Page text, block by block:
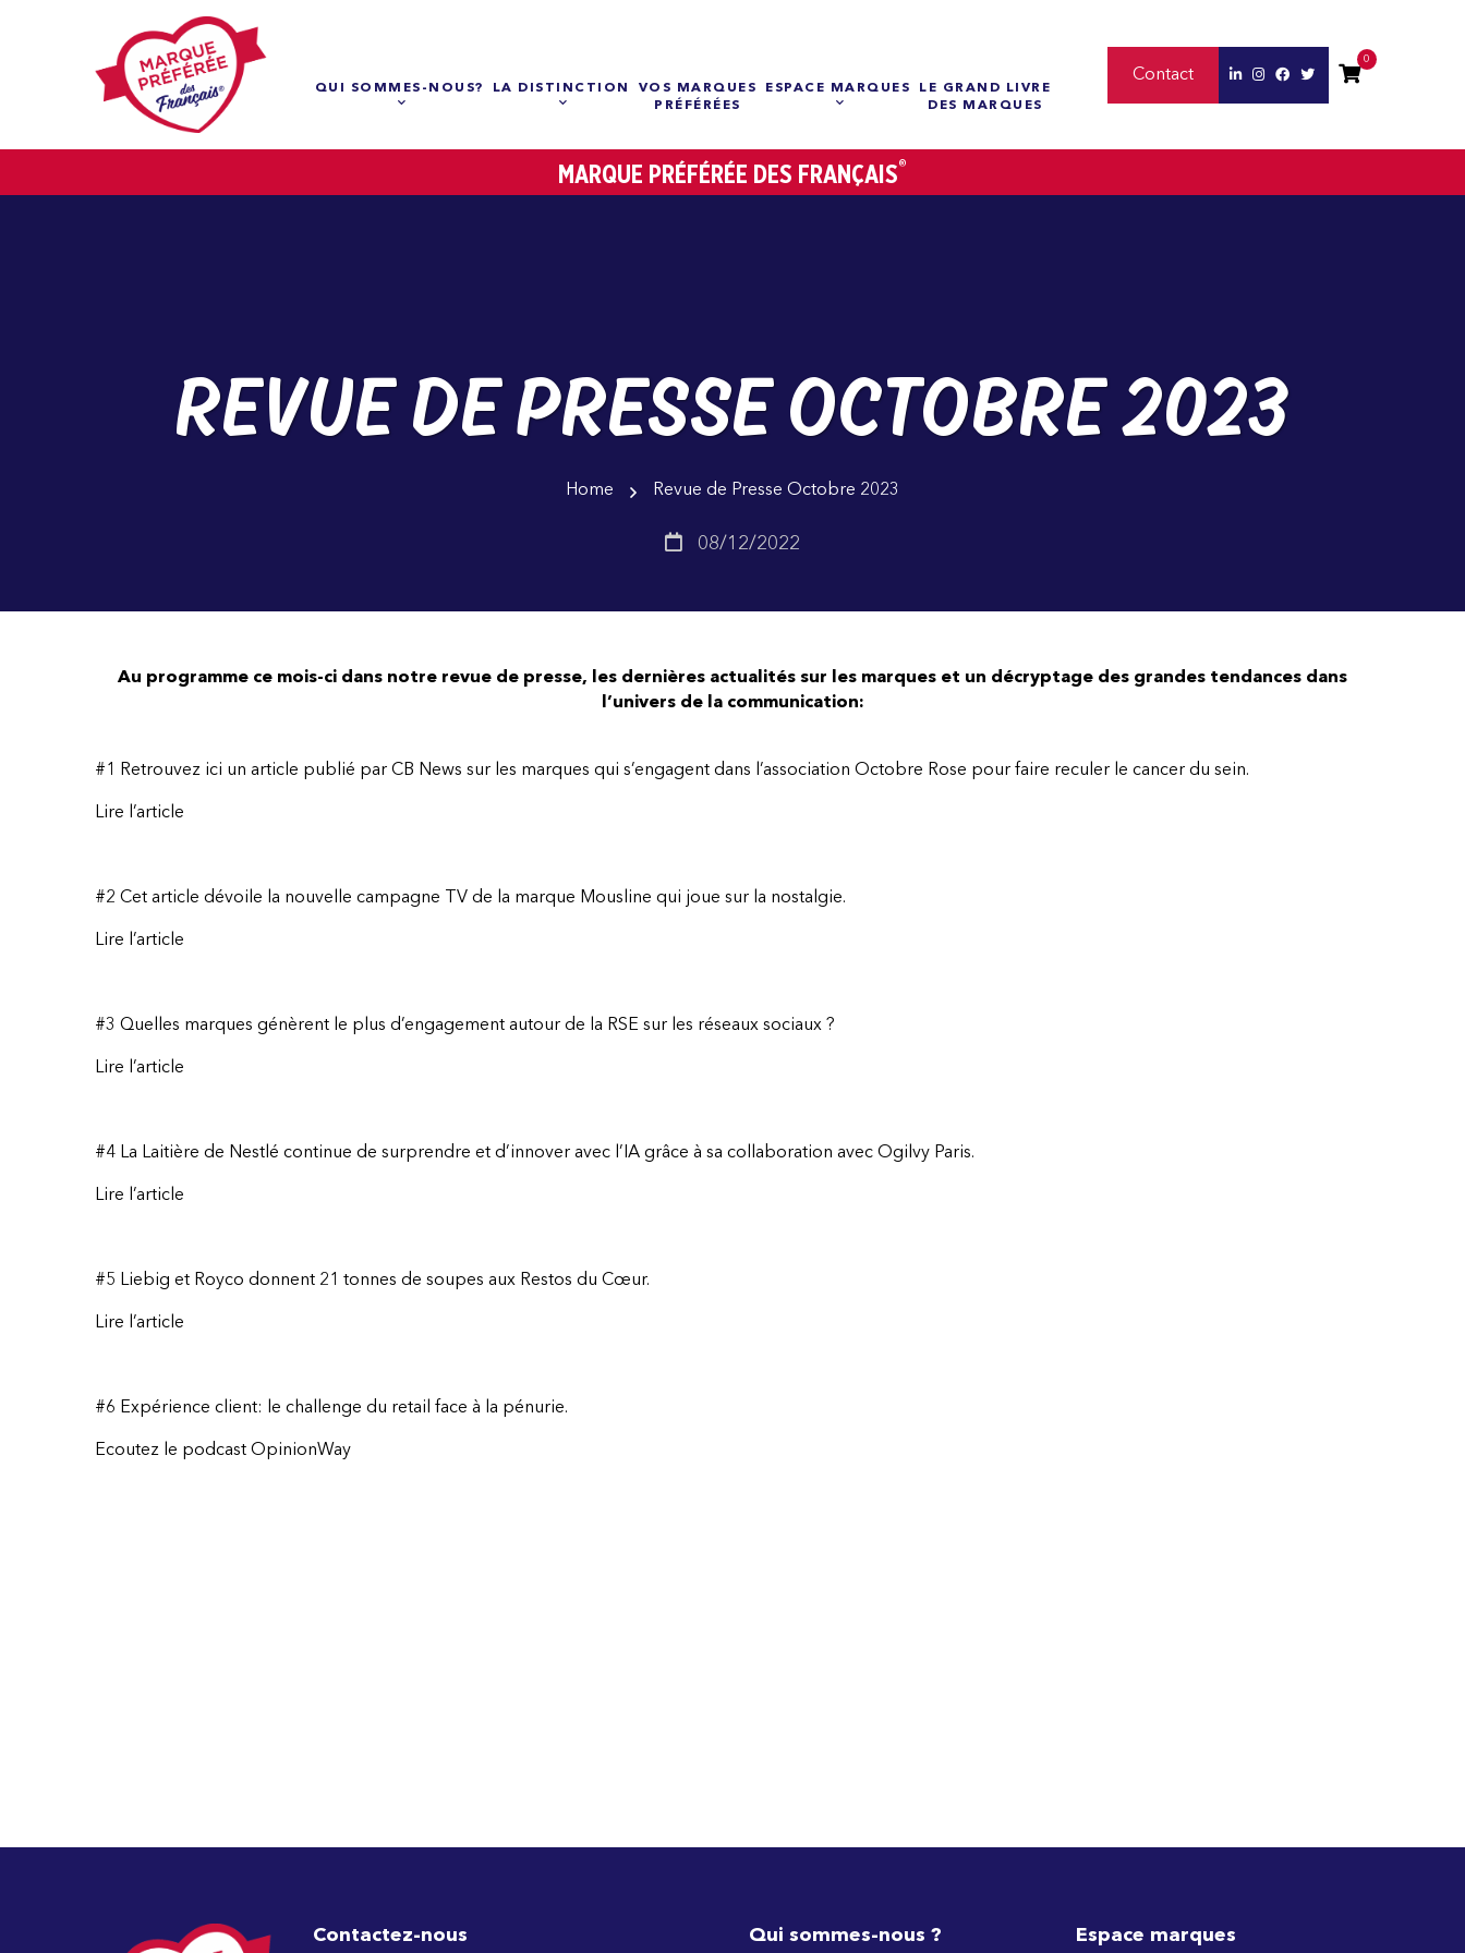
QUI SOMMES-NOUS? LA DISTINCTION
VOS MARQUES
PRÉFÉRÉES
ESPACE MARQUES
LE GRAND LIVRE
DES MARQUES
Contact
0
MARQUE PRÉFÉRÉE DES FRANÇAIS®
REVUE DE PRESSE OCTOBRE 2023
Home Revue de Presse Octobre 2023
08/12/2022
Au programme ce mois-ci dans notre revue de presse, les dernières actualités sur les marques et un décryptage des grandes tendances dans
l’univers de la communication:
#1 Retrouvez ici un article publié par CB News sur les marques qui s’engagent dans l’association Octobre Rose pour faire reculer le cancer du sein.
Lire l’article
#2 Cet article dévoile la nouvelle campagne TV de la marque Mousline qui joue sur la nostalgie.
Lire l’article
#3 Quelles marques génèrent le plus d’engagement autour de la RSE sur les réseaux sociaux ?
Lire l’article
#4 La Laitière de Nestlé continue de surprendre et d’innover avec l’IA grâce à sa collaboration avec Ogilvy Paris.
Lire l’article
#5 Liebig et Royco donnent 21 tonnes de soupes aux Restos du Cœur.
Lire l’article
#6 Expérience client: le challenge du retail face à la pénurie.
Ecoutez le podcast OpinionWay
Contactez-nous Qui sommes-nous ? Espace marques